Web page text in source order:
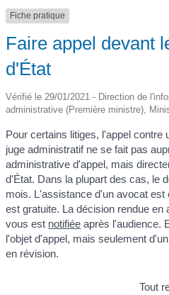
Fiche pratique
Faire appel devant
d'État
Vérifié le 29/01/2021 - Direction de
administrative (Première ministre),
Pour certains litiges, l'appel contre
juge administratif ne se fait pas
administrative d'appel, mais
d'État. Dans la plupart des cas, le
mois. L'assistance d'un avocat est
est gratuite. La décision rendue en
vous est notifiée après l'audience.
l'objet d'appel, mais seulement
en révision.
Tout